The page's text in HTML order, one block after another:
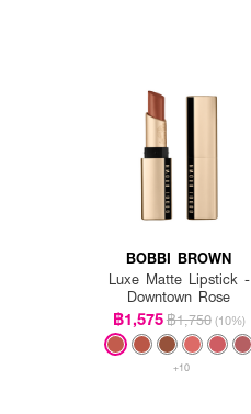
BOBBI BROWN
Luxe Matte Lipstick -
Downtown Rose
฿1,575฿1,750 (10%)
+10